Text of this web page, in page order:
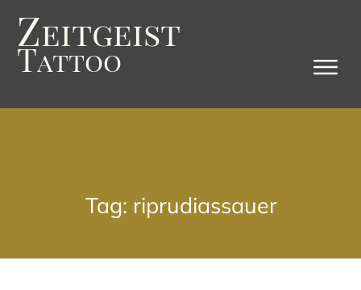
Zeitgeist
Tattoo
Tag: riprudiassauer